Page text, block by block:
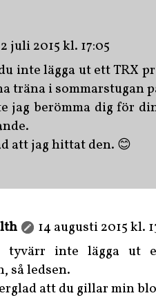
juli 2015 kl. 17:05
inte lägga ut ett TRX
träna i sommarstugan
jag berömma dig för
att jag hittat den. 😊
14 augusti 2015 kl.
tyvärr inte lägga ut
så ledsen.
att du gillar min